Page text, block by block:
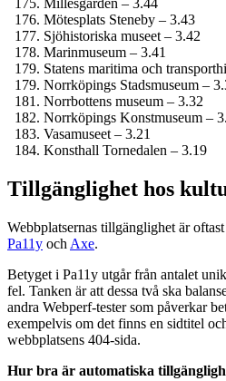
Millesgården – 3.44
Mötesplats Steneby – 3.43
Sjöhistoriska museet – 3.42
Marinmuseum – 3.41
Statens maritima och
Norrköpings Stadsmuseum –
Norrbottens museum – 3.32
Norrköpings Konstmuseum –
Vasamuseet – 3.21
Konsthall Tornedalen – 3.19
Tillgänglighet hos
Webbplatsernas tillgänglighet är
Pa11y och Axe.
Betyget i Pa11y utgår från antalet
fel. Tanken är att dessa två ska
andra Webperf-tester som påverkar
exempelvis om det finns en sidtitel
webbplatsens 404-sida.
Hur bra är automatiska